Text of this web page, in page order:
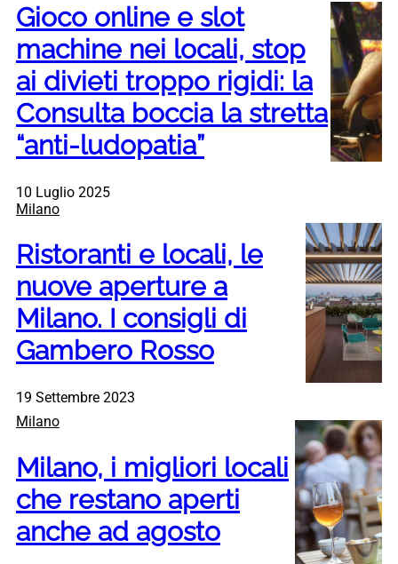
Gioco online e slot
machine nei locali, stop
ai divieti troppo rigidi: la
Consulta boccia la stretta
“anti-ludopatia”
10 Luglio 2025
Milano
Ristoranti e locali, le
nuove aperture a
Milano. I consigli di
Gambero Rosso
19 Settembre 2023
Milano
Milano, i migliori locali
che restano aperti
anche ad agosto